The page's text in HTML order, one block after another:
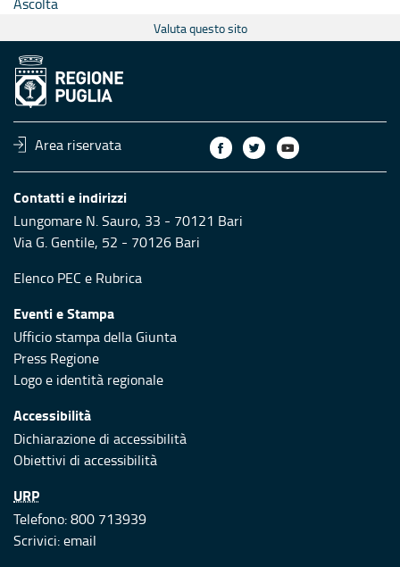
Valuta questo sito
Area riservata
Contatti e indirizzi
Lungomare N. Sauro, 33 - 70121 Bari
Via G. Gentile, 52 - 70126 Bari
Elenco PEC e Rubrica
Eventi e Stampa
Ufficio stampa della Giunta
Press Regione
Logo e identità regionale
Accessibilità
Dichiarazione di accessibilità
Obiettivi di accessibilità
URP
Telefono: 800 713939
Scrivici:email